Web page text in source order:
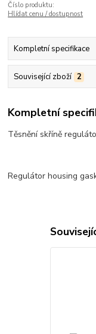
Číslo produktu:
Hlídat cenu / dostupnost
Kompletní specifikace
Související zboží 2
Kompletní
Těsnění skříně
Regulátor housing